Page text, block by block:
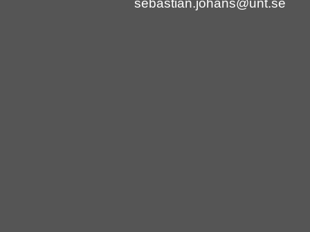
sebastian.johans@unt.se